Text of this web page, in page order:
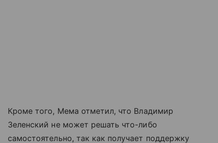
Кроме того, Мема отметил, что Владимир
Зеленский не может решать что-либо
самостоятельно, так как получает поддержку